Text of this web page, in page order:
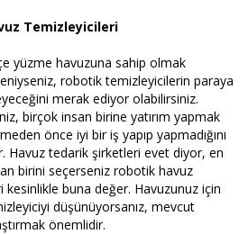
Temizleyicileri
yüzme havuzuna sahip olmak
robotik temizleyicilerin paraya
merak ediyor olabilirsiniz.
birçok insan birine yatırım yapmak
önce iyi bir iş yapıp yapmadığını
Havuz tedarik şirketleri evet diyor, en
birini seçerseniz robotik havuz
kesinlikle buna değer. Havuzunuz için
düşünüyorsanız, mevcut
önemlidir.